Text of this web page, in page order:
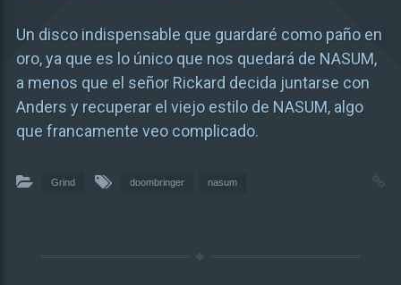
Un disco indispensable que guardaré como paño en
oro, ya que es lo único que nos quedará de NASUM,
a menos que el señor Rickard decida juntarse con
Anders y recuperar el viejo estilo de NASUM, algo
que francamente veo complicado.
Grind doombringer nasum